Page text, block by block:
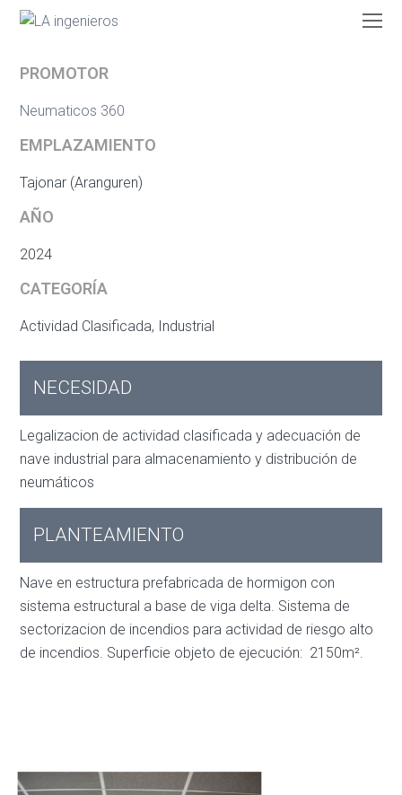
PROMOTOR
Neumaticos 360
EMPLAZAMIENTO
Tajonar (Aranguren)
AÑO
2024
CATEGORÍA
Actividad Clasificada, Industrial
NECESIDAD
Legalizacion de actividad clasificada y adecuación de
nave industrial para almacenamiento y distribución de
neumáticos
PLANTEAMIENTO
Nave en estructura prefabricada de hormigon con
sistema estructural a base de viga delta. Sistema de
sectorizacion de incendios para actividad de riesgo alto
de incendios. Superficie objeto de ejecución: 2150m².